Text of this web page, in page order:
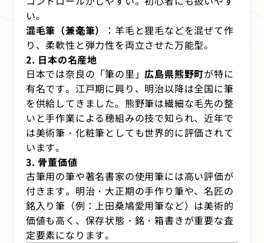
い。
混毛筆（兼毫筆）
：羊毛と狸毛などを混ぜて作
り、柔軟性と弾力性を両立させた万能型。
2. 日本の名産地
日本では奈良の「筆の里」広島県熊野町が特に
有名です。江戸期に興り、明治以降は全国に筆
を供給してきました。熊野筆は繊細な毛先の整
いと手作業による穂組みの技で知られ、近年で
は美術筆・化粧筆としても世界的に評価されて
います。
3. 骨董価値
古筆用の筆や著名書家の使用筆には高い評価が
付きます。明治・大正期の手作り筆や、名匠の
銘入り筆（例：上田桑鳩愛用筆など）は美術的
価値も高く、保存状態・銘・箱書きが重要な査
定要素になります。